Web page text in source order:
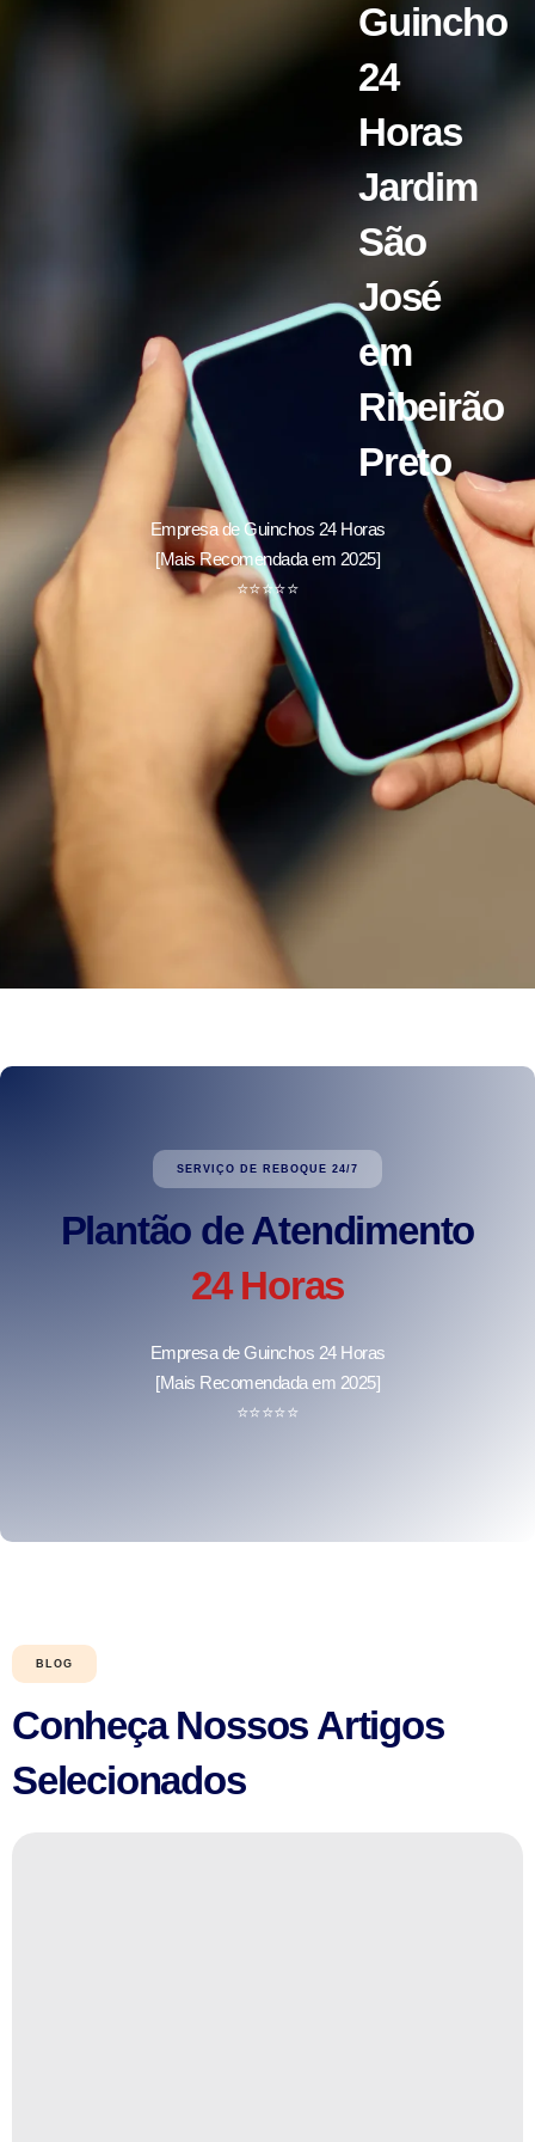
Guincho
24
Horas
Jardim
São
José
em
Ribeirão
Preto
Empresa de Guinchos 24 Horas
[Mais Recomendada em 2025]
⭐⭐⭐⭐⭐
SERVIÇO DE REBOQUE 24/7
Plantão de Atendimento
24 Horas
Empresa de Guinchos 24 Horas
[Mais Recomendada em 2025]
⭐⭐⭐⭐⭐
BLOG
Conheça Nossos Artigos
Selecionados